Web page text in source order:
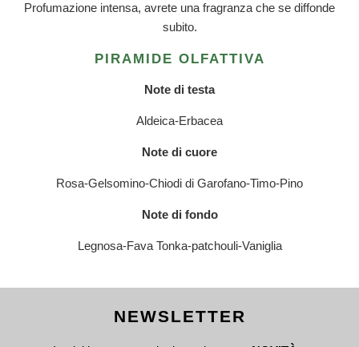
Profumazione intensa, avrete una fragranza che se diffonde
subito.
PIRAMIDE OLFATTIVA
Note di testa
Aldeica-Erbacea
Note di cuore
Rosa-Gelsomino-Chiodi di Garofano-Timo-Pino
Note di fondo
Legnosa-Fava Tonka-patchouli-Vaniglia
NEWSLETTER